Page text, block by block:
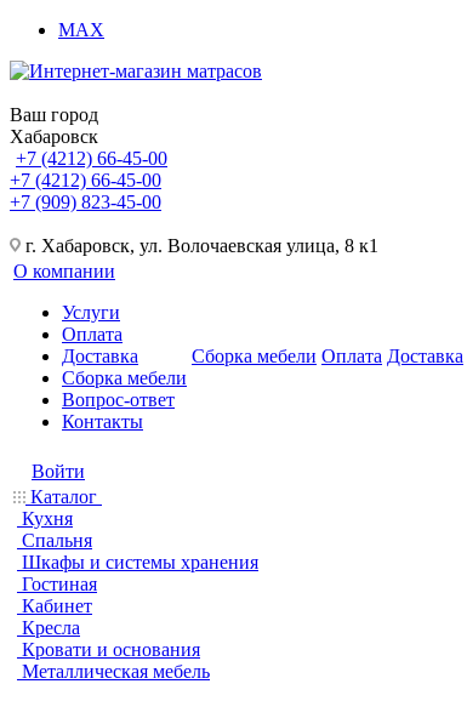
MAX
Ваш город
Хабаровск
+7 (4212) 66-45-00
+7 (4212) 66-45-00
+7 (909) 823-45-00
г. Хабаровск, ул. Волочаевская улица, 8 к1
О компании
Услуги
Оплата
Доставка
Сборка мебели
Вопрос-ответ
Контакты
Сборка мебели Оплата Доставка
Войти
Каталог
Кухня
Спальня
Шкафы и системы хранения
Гостиная
Кабинет
Кресла
Кровати и основания
Металлическая мебель